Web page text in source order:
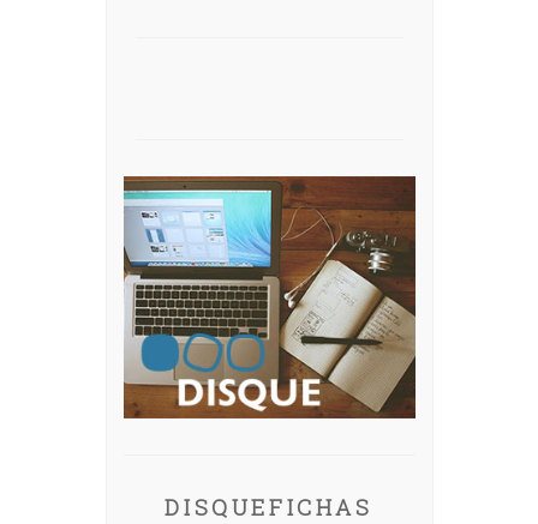
DISQUEFICHAS